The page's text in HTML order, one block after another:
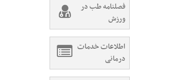
فصلنامه طب در
ورزش
اطلاعات خدمات
درمانی